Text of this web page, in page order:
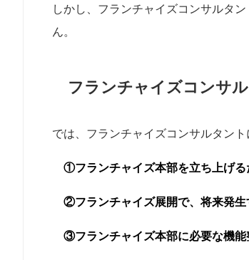
しかし、フランチャイズコンサルタ
ん。
フランチャイズコンサ
では、フランチャイズコンサルタン
①フランチャイズ本部を立ち上げる
②フランチャイズ展開で、将来発生
③フランチャイズ本部に必要な機能